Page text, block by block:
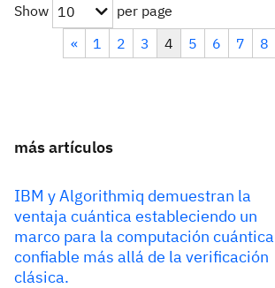
Show 10
per page
«
1 2 3 4 5 6 7 8
más artículos
IBM y Algorithmiq demuestran la
ventaja cuántica estableciendo un
marco para la computación cuántica
confiable más allá de la verificación
clásica.